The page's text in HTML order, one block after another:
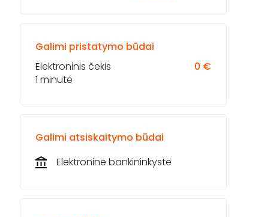
Galimi pristatymo būdai
0 €
Elektroninis čekis
1 minutė
Galimi atsiskaitymo būdai
Elektroninė bankininkystė